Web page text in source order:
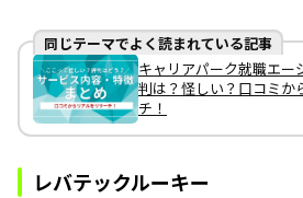
同じテーマでよく読まれている記事
キャリアパーク就職エー
判は？怪しい？口コミか
チ！
レバテックルーキー